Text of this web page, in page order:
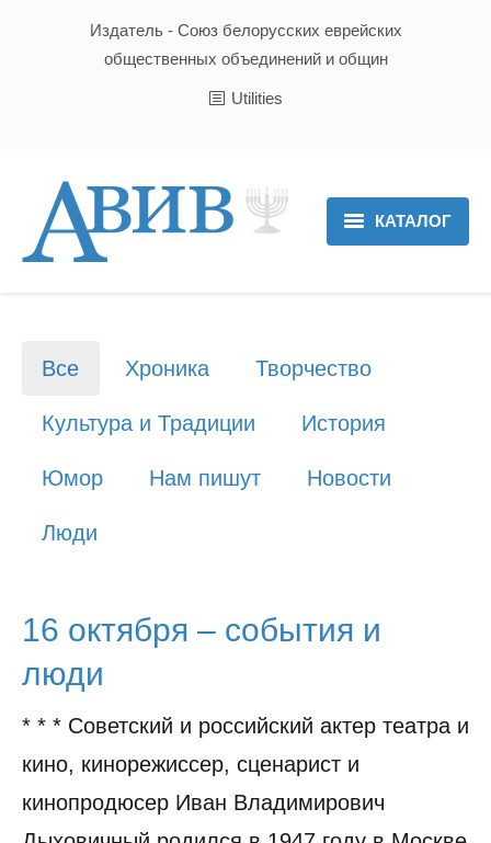
Издатель - Союз белорусских еврейских
общественных объединений и общин
Utilities
КАТАЛОГ
Культура и Традиции
Хроника
Люди
Все Хроника Творчество
Культура и Традиции История
Юмор Нам пишут Новости
Люди
16 октября – события и
люди
* * * Советский и российский актер театра и
кино, кинорежиссер, сценарист и
кинопродюсер Иван Владимирович